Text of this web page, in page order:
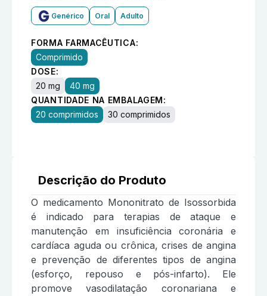
Genérico Oral Adulto
FORMA FARMACÊUTICA:
Comprimido
DOSE:
20 mg
40 mg
QUANTIDADE NA EMBALAGEM:
20 comprimidos
30 comprimidos
Descrição do Produto
O medicamento Mononitrato de Isossorbida
é indicado para terapias de ataque e
manutenção em insuficiência coronária e
cardíaca aguda ou crônica, crises de angina
e prevenção de diferentes tipos de angina
(esforço, repouso e pós-infarto). Ele
promove vasodilatação coronariana e